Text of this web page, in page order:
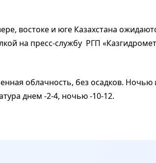
востоке и юге Казахстана
на пресс-службу РГП
облачность, без осадков. Ночью
днем -2-4, ночью -10-12.